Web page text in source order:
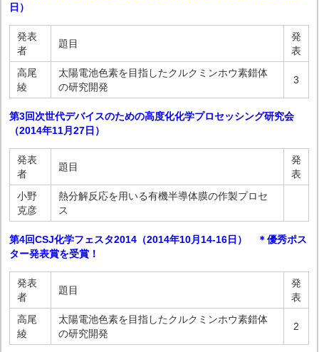
日）
発表
者
題目
発
表
高尾
綾
太陽電池色素を目指したクルクミンホウ素錯体
の研究開発
3
第3回次世代デバイスのための高度化化学プロセッシング研究会
（2014年11月27日）
発表
者
題目
発
表
小野
克彦
熱分解反応を用いる有機半導体膜の作製プロセ
ス
第4回CSJ化学フェスタ2014（2014年10月14-16日） ＊優秀ポス
ター発表賞を受賞！
発表
者
題目
発
表
高尾
綾
太陽電池色素を目指したクルクミンホウ素錯体
の研究開発
2